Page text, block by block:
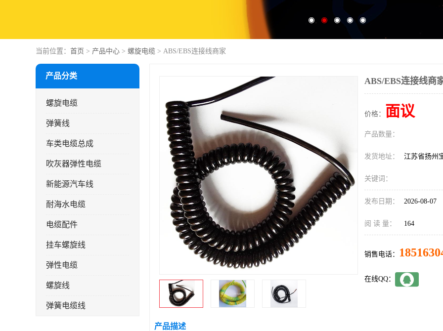
当前位置： 首页 > 产品中心 > 螺旋电缆 > ABS/EBS连接线商家
产品分类
螺旋电缆
弹簧线
车类电缆总成
吹灰器弹性电缆
新能源汽车线
耐海水电缆
电缆配件
挂车螺旋线
弹性电缆
螺旋线
弹簧电缆线
ABS/EBS连接线商
价格： 面议
产品数量：
发货地址： 江苏省扬州
关键词：
发布日期： 2026-08-07
阅 读 量： 164
销售电话：
在线QQ：
产品描述